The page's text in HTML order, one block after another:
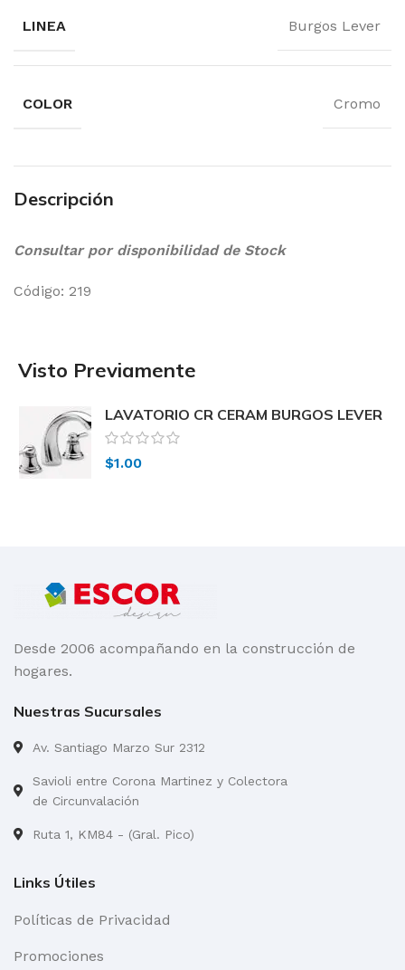
LINEA Burgos Lever
COLOR Cromo
Descripción
Consultar por disponibilidad de Stock
Código: 219
Visto Previamente
LAVATORIO CR CERAM BURGOS LEVER
219 Peirano
$1.00
Desde 2006 acompañando en la construcción de
hogares.
Nuestras Sucursales
Av. Santiago Marzo Sur 2312
Savioli entre Corona Martinez y Colectora
de Circunvalación
Ruta 1, KM84 - (Gral. Pico)
Links Útiles
Políticas de Privacidad
Promociones